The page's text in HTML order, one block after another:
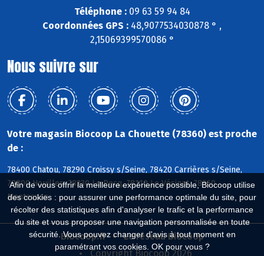
Afin de vous offrir la meilleure expérience possible, Biocoop utilise
des cookies : pour assurer une performance optimale du site, pour
récolter des statistiques afin d'analyser le trafic et la performance
du site et vous proposer une navigation personnalisée en toute
sécurité. Vous pouvez changer d'avis à tout moment en
paramétrant vos cookies. OK pour vous ?
Téléphone :09 63 59 94 84
Coordonnées GPS : 48,9077534030878 ° ,
2,15069399570086 °
Nous suivre sur
Votre magasin Biocoop La Chouette (78360) est proche
de :
78400 Chatou, 78290 Croissy s/Seine, 78420 Carrières s/Seine,
78800 Houilles, 78230 Le Pecq, 78110 Le Vésinet, 78360
Montesson
Biocoop.fr
Le réseau Biocoop
Copyright Biocoop 2026